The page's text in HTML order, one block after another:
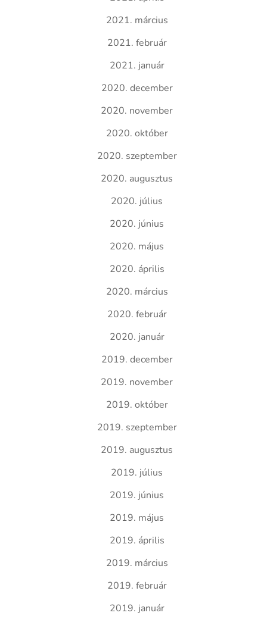
2021. március
2021. február
2021. január
2020. december
2020. november
2020. október
2020. szeptember
2020. augusztus
2020. július
2020. június
2020. május
2020. április
2020. március
2020. február
2020. január
2019. december
2019. november
2019. október
2019. szeptember
2019. augusztus
2019. július
2019. június
2019. május
2019. április
2019. március
2019. február
2019. január